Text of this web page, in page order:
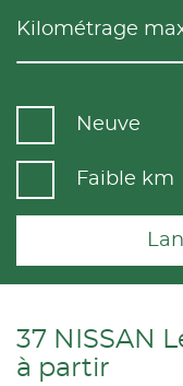
Kilométrage
Neuve
Faible km
37 NISSAN
à partir